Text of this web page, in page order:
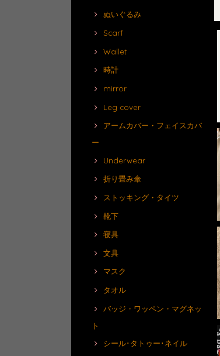
ぬいぐるみ
Scarf
Wallet
時計
mirror
Leg cover
アームカバー・フェイスカバ
ー
Underwear
折り畳み傘
ストッキング・タイツ
靴下
寝具
文具
マスク
タオル
バッジ・ワッペン・マグネッ
ト
シール･タトゥー･ネイル